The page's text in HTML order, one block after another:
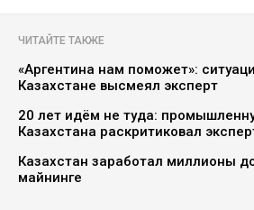
ЧИТАЙТЕ ТАКЖЕ
«Аргентина нам поможет»:
Казахстане высмеял эксперт
20 лет идём не туда:
Казахстана раскритиковал
Казахстан заработал миллионы
майнинге